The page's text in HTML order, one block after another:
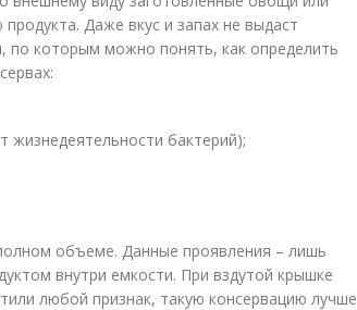
Даже вкус и запах не выдаст
по которым можно понять, как определить
жизнедеятельности бактерий);
объеме. Данные проявления – лишь
внутри емкости. При вздутой крышке
любой признак, такую консервацию лучше